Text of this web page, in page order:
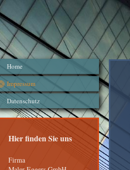
Home
Impressum
Datenschutz
Hier finden Sie uns
Firma